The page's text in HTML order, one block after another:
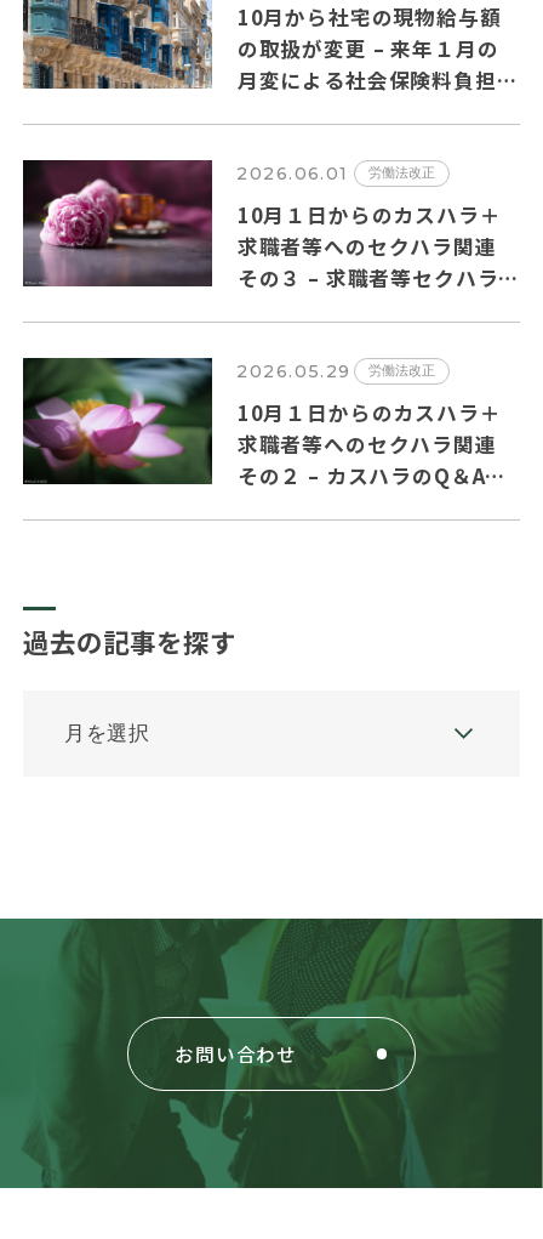
10月から社宅の現物給与額
の取扱が変更 – 来年１月の
月変による社会保険料負担増
2026.06.01 労働法改正
10月１日からのカスハラ＋
求職者等へのセクハラ関連
その３ – 求職者等セクハラ
2026.05.29 労働法改正
10月１日からのカスハラ＋
求職者等へのセクハラ関連
その２ – カスハラのQ＆Aの
過去の記事を探す
お問い合わせ